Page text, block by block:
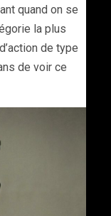
quand on se
la plus
de type
de voir ce